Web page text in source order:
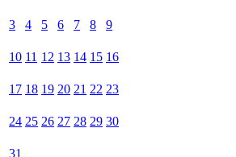
3 4 5 6 7 8 9
10 11 12 13 14 15 16
17 18 19 20 21 22 23
24 25 26 27 28 29 30
31